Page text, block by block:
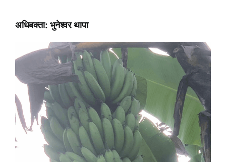
अधिबक्ता: भुनेश्वर थापा